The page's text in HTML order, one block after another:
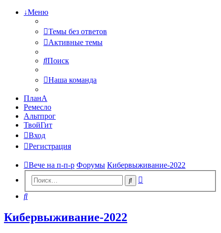
↓Меню
Темы без ответов
Активные темы
Поиск
Наша команда
ПланА
Ремесло
Альтпрог
ТвойГит
Вход
Регистрация
Вече на п-п-р Форумы Кибервыживание-2022
Поиск
Поиск
Кибервыживание-2022